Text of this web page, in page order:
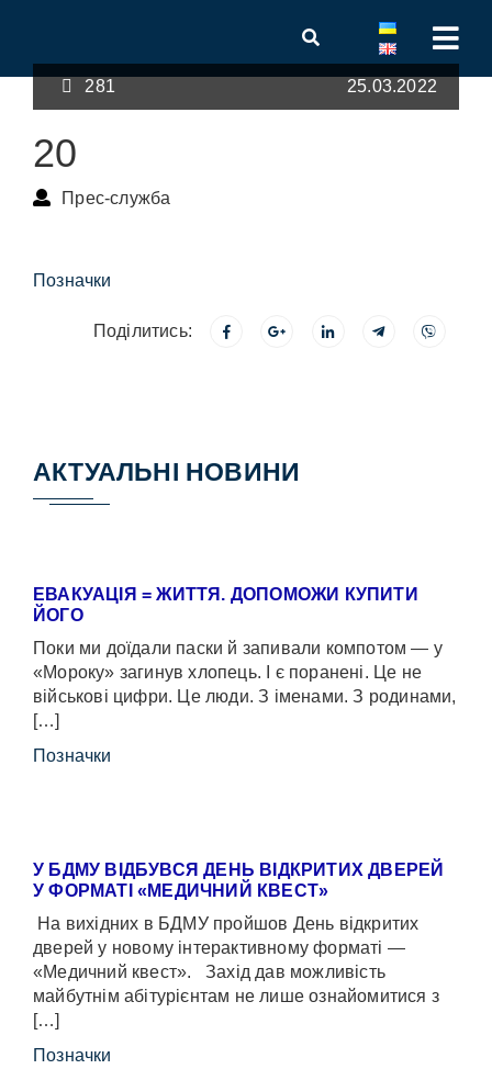
281 25.03.2022
20
Прес-служба
Позначки
Поділитись:
АКТУАЛЬНІ НОВИНИ
ЕВАКУАЦІЯ = ЖИТТЯ. ДОПОМОЖИ КУПИТИ
ЙОГО
Поки ми доїдали паски й запивали компотом — у
«Мороку» загинув хлопець. І є поранені. Це не
військові цифри. Це люди. З іменами. З родинами,
[…]
Позначки
У БДМУ ВІДБУВСЯ ДЕНЬ ВІДКРИТИХ ДВЕРЕЙ
У ФОРМАТІ «МЕДИЧНИЙ КВЕСТ»
На вихідних в БДМУ пройшов День відкритих
дверей у новому інтерактивному форматі —
«Медичний квест». Захід дав можливість
майбутнім абітурієнтам не лише ознайомитися з
[…]
Позначки